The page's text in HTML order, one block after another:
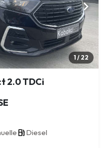
1 / 22
2.0 TDCi
Diesel